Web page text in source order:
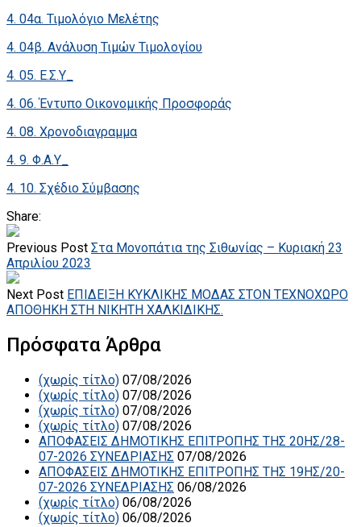
4. 04α. Τιμολόγιο Μελέτης
4. 04β. Ανάλυση Τιμών Τιμολογίου
4. 05. Ε.Σ.Υ_
4. 06. Έντυπο Οικονομικής Προσφοράς
4. 08. Χρονοδιαγραμμα
4. 9. Φ.Α.Υ_
4. 10. Σχέδιο Σύμβασης
Share:
Previous Post Στα Μονοπάτια της Σιθωνίας – Κυριακή 23
Απριλίου 2023
Next Post ΕΠΙΔΕΙΞΗ ΚΥΚΛΙΚΗΣ ΜΟΔΑΣ ΣΤΟΝ ΤΕΧΝΟΧΩΡΟ
ΑΠΟΘΗΚΗ ΣΤΗ ΝΙΚΗΤΗ ΧΑΛΚΙΔΙΚΗΣ.
Πρόσφατα Άρθρα
(χωρίς τίτλο) 07/08/2026
(χωρίς τίτλο) 07/08/2026
(χωρίς τίτλο) 07/08/2026
(χωρίς τίτλο) 07/08/2026
ΑΠΟΦΑΣΕΙΣ ΔΗΜΟΤΙΚΗΣ ΕΠΙΤΡΟΠΗΣ ΤΗΣ 20ΗΣ/28-
07-2026 ΣΥΝΕΔΡΙΑΣΗΣ 07/08/2026
ΑΠΟΦΑΣΕΙΣ ΔΗΜΟΤΙΚΗΣ ΕΠΙΤΡΟΠΗΣ ΤΗΣ 19ΗΣ/20-
07-2026 ΣΥΝΕΔΡΙΑΣΗΣ 06/08/2026
(χωρίς τίτλο) 06/08/2026
(χωρίς τίτλο) 06/08/2026